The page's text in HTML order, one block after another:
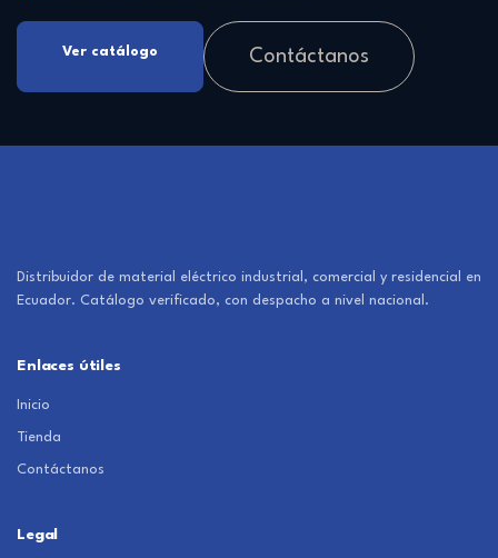
Ver catálogo Contáctanos
Distribuidor de material eléctrico industrial, comercial y residencial en
Ecuador. Catálogo verificado, con despacho a nivel nacional.
Enlaces útiles
Inicio
Tienda
Contáctanos
Legal